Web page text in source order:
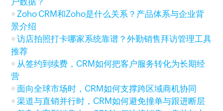
Zoho CRM和Zoho是什么关系？产品体系与企业背
景介绍
访店拍照打卡哪家系统靠谱？外勤销售拜访管理工具
推荐
从签约到续费，CRM如何把客户服务转化为长期经
营
面向全球市场时，CRM如何支撑跨区域商机协同
渠道与直销并行时，CRM如何避免撞单与跟进断层